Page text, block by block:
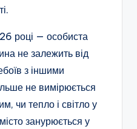
році — особиста
не залежить від
з іншими
не вимірюється
чи тепло і світло у
занурюється у